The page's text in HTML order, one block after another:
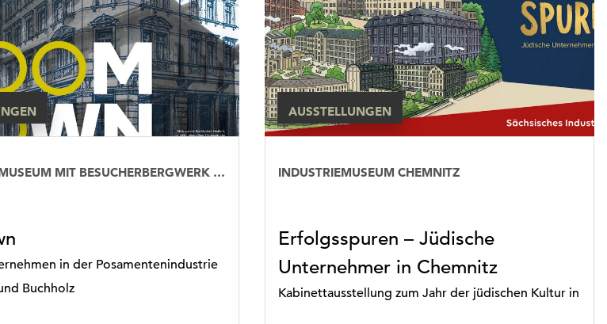
ERZGEBIRGSMUSEUM MIT BESUCHERBERGWERK „IM GÖSSNER“
in der Posamentenindustrie
Buchholz
INDUSTRIEMUSEUM CHEMNITZ
Erfolgsspuren – Jüdische
Unternehmer in Chemnitz
Kabinettausstellung zum Jahr der jüdischen Kultur in
Ausstellungen
AUSSTELLUNGEN